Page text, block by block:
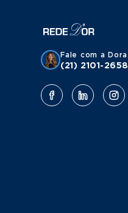
Fale com a Dora
(21) 2101-2658